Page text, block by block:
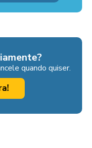
quando quiser.